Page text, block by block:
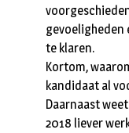
gevoeligheden
te klaren.
Kortom,
kandidaat al
Daarnaast
2018 liever